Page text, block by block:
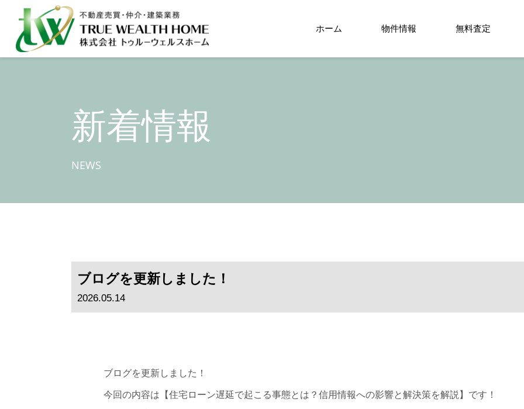
ホーム 物件情報 無料査定
新着情報
NEWS
ブログを更新しました！
2026.05.14
ブログを更新しました！
今回の内容は【住宅ローン遅延で起こる事態とは？信用情報への影響と解決策を解説】です！